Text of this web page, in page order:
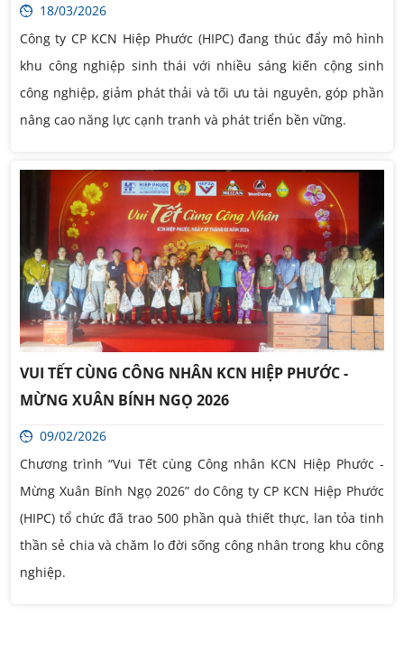
18/03/2026
Công ty CP KCN Hiệp Phước (HIPC) đang thúc đẩy mô hình
khu công nghiệp sinh thái với nhiều sáng kiến cộng sinh
công nghiệp, giảm phát thải và tối ưu tài nguyên, góp phần
nâng cao năng lực cạnh tranh và phát triển bền vững.
VUI TẾT CÙNG CÔNG NHÂN KCN HIỆP PHƯỚC -
MỪNG XUÂN BÍNH NGỌ 2026
09/02/2026
Chương trình “Vui Tết cùng Công nhân KCN Hiệp Phước -
Mừng Xuân Bính Ngọ 2026” do Công ty CP KCN Hiệp Phước
(HIPC) tổ chức đã trao 500 phần quà thiết thực, lan tỏa tinh
thần sẻ chia và chăm lo đời sống công nhân trong khu công
nghiệp.